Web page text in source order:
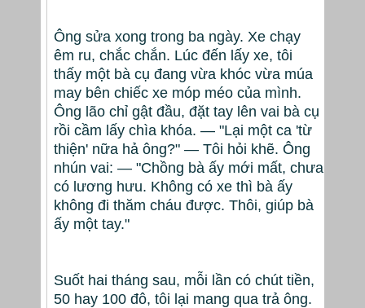
Ông sửa xong trong ba ngày. Xe chạy
êm ru, chắc chắn. Lúc đến lấy xe, tôi
thấy một bà cụ đang vừa khóc vừa múa
may bên chiếc xe móp méo của mình.
Ông lão chỉ gật đầu, đặt tay lên vai bà cụ
rồi cầm lấy chìa khóa. — "Lại một ca 'từ
thiện' nữa hả ông?" — Tôi hỏi khẽ. Ông
nhún vai: — "Chồng bà ấy mới mất, chưa
có lương hưu. Không có xe thì bà ấy
không đi thăm cháu được. Thôi, giúp bà
ấy một tay."
Suốt hai tháng sau, mỗi lần có chút tiền,
50 hay 100 đô, tôi lại mang qua trả ông.